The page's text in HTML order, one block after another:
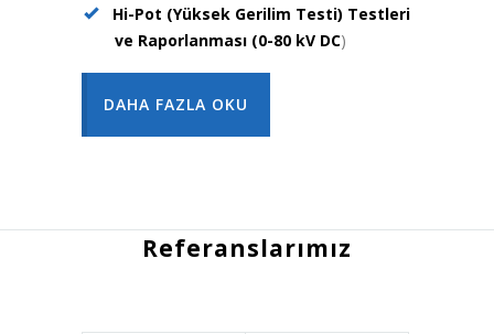
Hi-Pot (Yüksek Gerilim Testi) Testleri
ve Raporlanması (0-80 kV DC)
DAHA FAZLA OKU
Referanslarımız